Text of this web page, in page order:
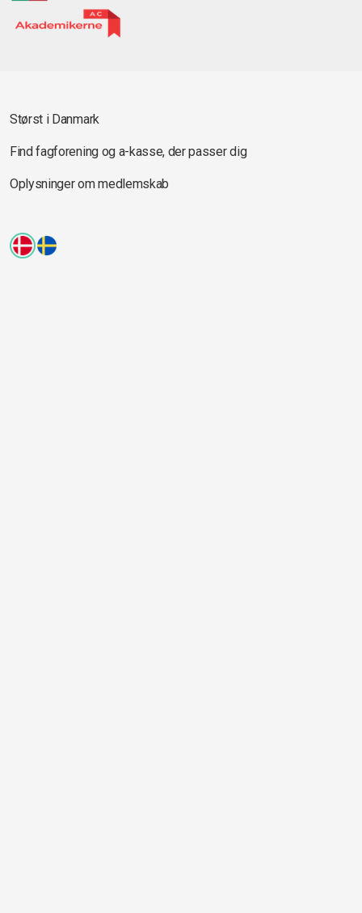
Størst i Danmark
Find fagforening og a-kasse, der passer dig
Oplysninger om medlemskab